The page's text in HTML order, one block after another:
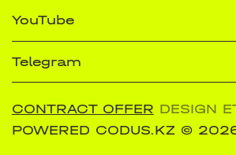
YouTube
Telegram
CONTRACT OFFER DESIGN
POWERED CODUS.KZ ©